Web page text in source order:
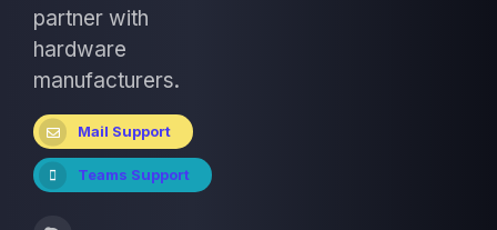
partner with
hardware
manufacturers.
Mail Support
Teams Support